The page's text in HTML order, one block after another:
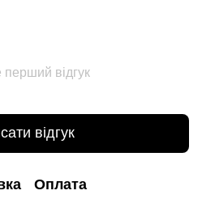
перший відгук
відгук
Оплата